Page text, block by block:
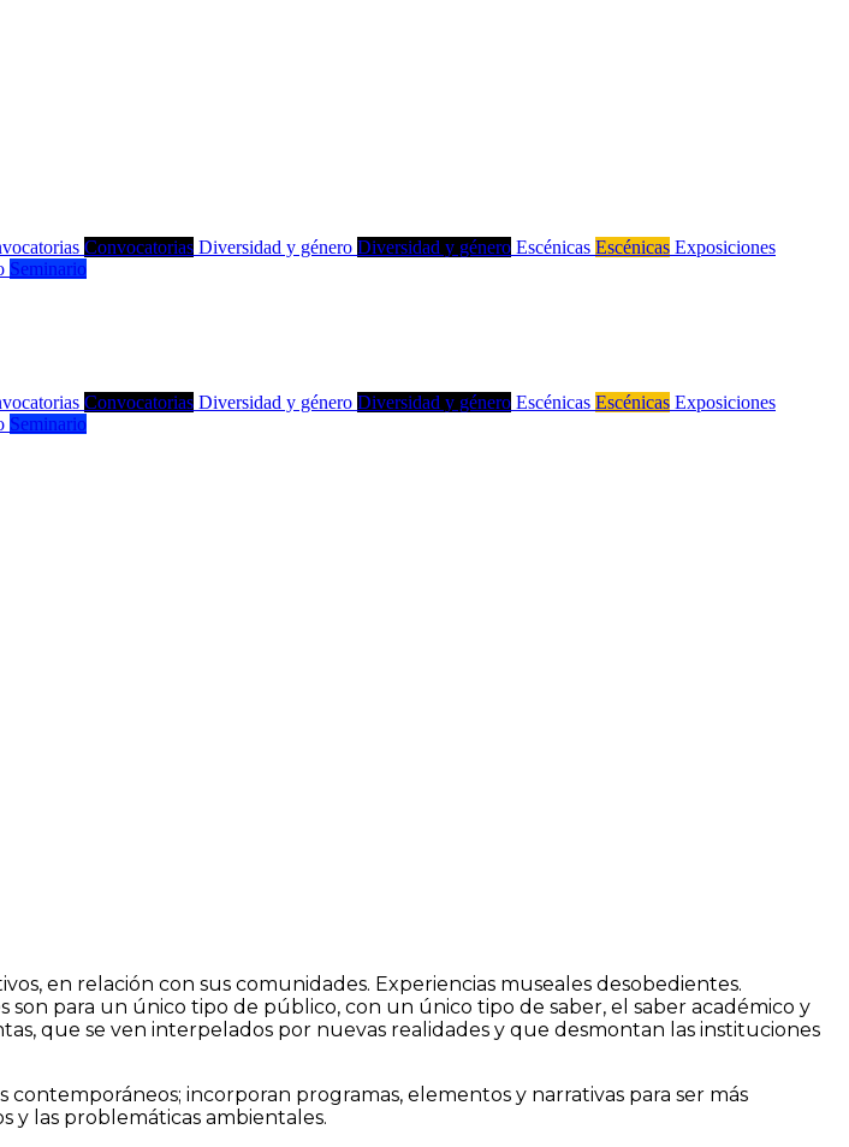
Convocatorias Diversidad y género Diversidad y género Escénicas Escénicas Exposiciones
Seminario
Convocatorias Diversidad y género Diversidad y género Escénicas Escénicas Exposiciones
Seminario
en relación con sus comunidades. Experiencias museales desobedientes.
para un único tipo de público, con un único tipo de saber, el saber académico y
que se ven interpelados por nuevas realidades y que desmontan las instituciones
incorporan programas, elementos y narrativas para ser más
y las problemáticas ambientales.